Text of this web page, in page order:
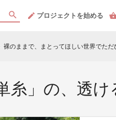
プロジェクトを始める
裸のままで、まとってほしい世界でた
糸」の、透